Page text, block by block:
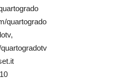
quartogrado